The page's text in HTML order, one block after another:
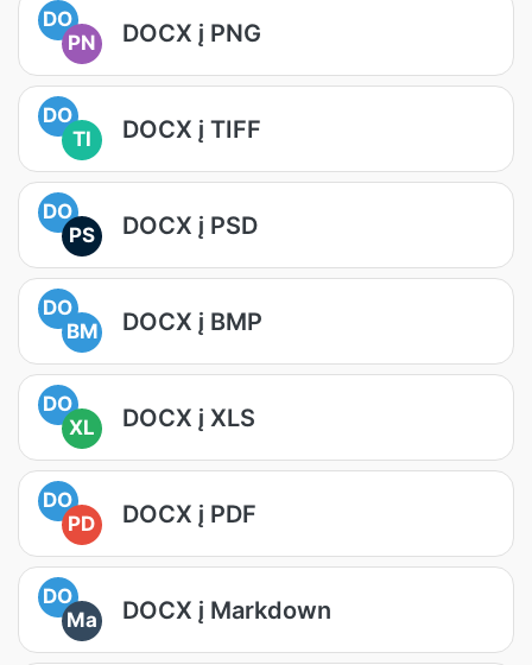
DO
PN
DOCX į PNG
DO
TI
DOCX į TIFF
DO
PS
DOCX į PSD
DO
BM
DOCX į BMP
DO
XL
DOCX į XLS
DO
PD
DOCX į PDF
DO
Ma
DOCX į Markdown